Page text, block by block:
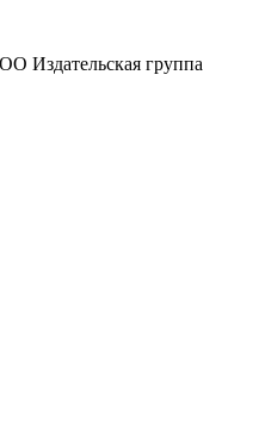
Издательская группа